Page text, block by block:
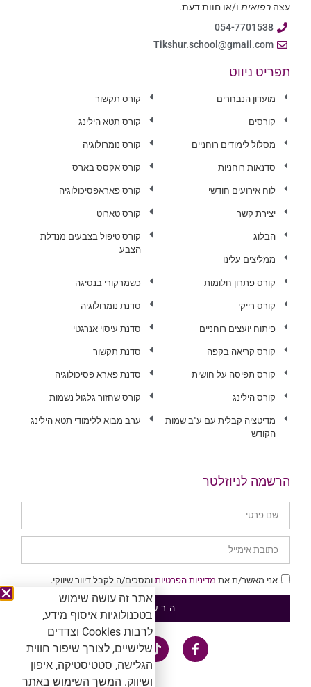
עצה רפואיתו/או חוות דעת.
054-7701538
Tikshur.school@gmail.com
תפריט ניווט
מועדון הנבחרים
קורסים
מסלול לימודים רוחניים
סדנאות רוחניות
לוח אירועים חודשי
יצירת קשר
הבלוג
ממליצים עלינו
קורס תקשור
קורס תטא הילינג
קורס נומרולוגיה
קורס אקסס בארס
קורס פאראפסיכולוגיה
קורס טארוט
קורס טיפול בצבעים מנדלת
הצבע
קורס פתרון חלומות
קורס רייקי
פיתוח יועצים רוחניים
קורס קריאה בקפה
קורס תפיסה על חושית
קורס הילינג
מדיטציה קבלית עם ע"ב שמות
הקודש
כשמרקורי בנסיגה
סדנת נומרולוגיה
סדנת עיסוי אנרגטי
סדנת תקשור
סדנת פארא פסיכולוגיה
קורס שחזור גלגול נשמות
ערב מבוא ללימודי תטא הילינג
הרשמה לניוזלטר
אני מאשר/ת את מדיניות הפרטיות ומסכים/ה לקבל דיוור שיווקי.
הרשמה
אתר זה עושה שימוש
בטכנולוגיות איסוף מידע,
לרבות Cookies וצדדים
שלישיים, לצורך שיפור חווית
הגלישה, סטטיסטיקה, איפון
ושיווק. המשך השימוש באתר